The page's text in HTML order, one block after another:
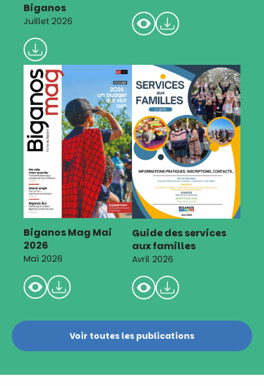
Biganos
Juillet 2026
Biganos Mag Mai
2026
Mai 2026
Guide des services
aux familles
Avril 2026
Voir toutes les publications